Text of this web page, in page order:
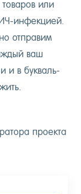
или
ин­фекци­ей.
от­пра­вим
ваш
и в бук­валь­
про­ек­та